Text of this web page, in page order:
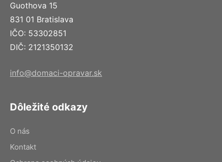
Guothova 15
831 01 Bratislava
IČO: 53302851
DIČ: 2121350132
info@domaci-opravar.sk
Dôležité odkazy
O nás
Kontakt